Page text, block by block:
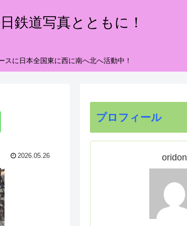
道写真とともに！
に日本全国東に西に南へ北へ活動中！
2026.05.26
プロフィール
oridon